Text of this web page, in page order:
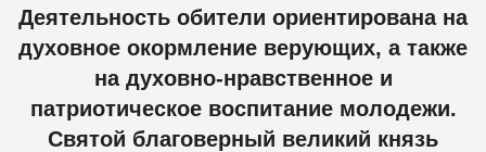
Деятельность обители ориентирована на
духовное окормление верующих, а также
на духовно-нравственное и
патриотическое воспитание молодежи.
Святой благоверный великий князь